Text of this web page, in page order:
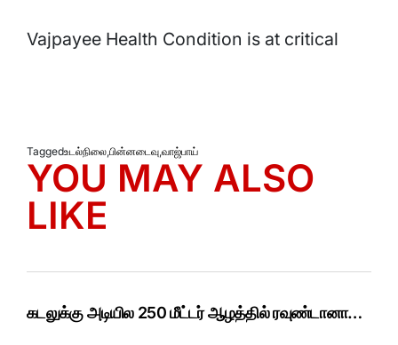
Vajpayee Health Condition is at critical
Taggedஉடல்நிலை பின்னடைவு வாஜ்பாய்
YOU MAY ALSO
LIKE
கடலுக்கு அடியில 250 மீட்டர் ஆழத்தில் ரவுண்டானா…